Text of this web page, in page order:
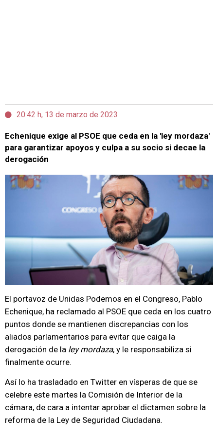
20:42 h, 13 de marzo de 2023
Echenique exige al PSOE que ceda en la 'ley mordaza'
para garantizar apoyos y culpa a su socio si decae la
derogación
El portavoz de Unidas Podemos en el Congreso, Pablo
Echenique, ha reclamado al PSOE que ceda en los cuatro
puntos donde se mantienen discrepancias con los
aliados parlamentarios para evitar que caiga la
derogación de la ley mordaza, y le responsabiliza si
finalmente ocurre.
Así lo ha trasladado en Twitter en vísperas de que se
celebre este martes la Comisión de Interior de la
cámara, de cara a intentar aprobar el dictamen sobre la
reforma de la Ley de Seguridad Ciudadana.